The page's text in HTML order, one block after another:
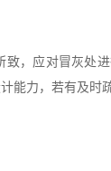
应对冒灰处进
能力，若有及时